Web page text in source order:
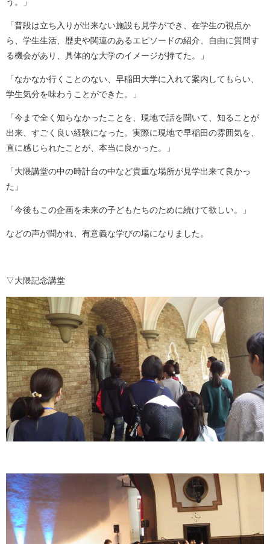
「普段は立ち入りが出来ない施設も見学ができ、在学生の視点か
ら、学生生活、歴史や関連のあるエピソードの紹介、自由に質問す
る機会があり、具体的な大学のイメージが持てた。」
「なかなか行くことのない、早稲田大学に入れて案内してもらい、
学生気分を味わうことができた。」
「今まで全く知らなかったことを、現地で話を聞いて、知ることが
出来、すごく良い経験になった。実際に現地で早稲田の雰囲気を、
直に感じられたことが、本当に良かった。」
「大隈講堂の中の時計台の中など貴重な場所が見学出来て良かっ
た」
「今後もこの企画を未来の子どもたちのために続けて欲しい。」
などの声が聞かれ、有意義な学びの場になりました。
▽大隈記念講堂